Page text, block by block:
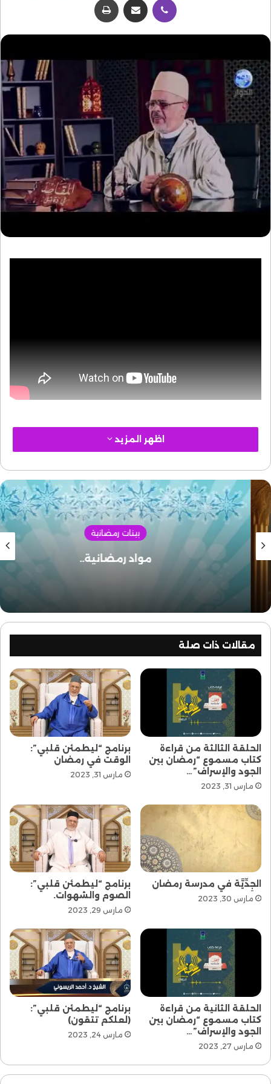
اظهر المزيد
بينات رمضانية
مواد رمضانية..
مقالات ذات صلة
الحلقة الثالثة من قراءة
كتاب مسموع “رمضان بين
الجود والإسراف”…
مارس 31, 2023
برنامج “ليطمئن قلبي”:
الوقت في رمضان
مارس 31, 2023
الجِدِّيَّة في مدرسة رمضان
مارس 30, 2023
برنامج “ليطمئن قلبي”:
الصوم والشهوات.
مارس 29, 2023
الحلقة الثانية من قراءة
كتاب مسموع “رمضان بين
الجود والإسراف”…
مارس 27, 2023
برنامج “ليطمئن قلبي”:
(لعلكم تتقون)
مارس 24, 2023